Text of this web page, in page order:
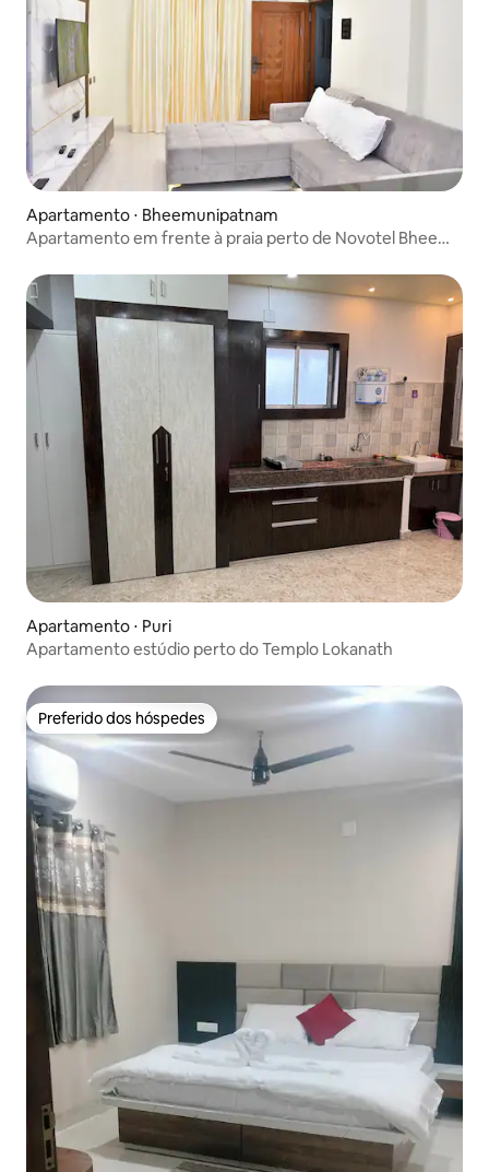
Apartamento ⋅ Bheemunipatnam
Apartamento em frente à praia perto de Novotel Bheemili
Apartamento ⋅ Puri
Apartamento estúdio perto do Templo Lokanath
Preferido dos hóspedes
Preferido dos hóspedes